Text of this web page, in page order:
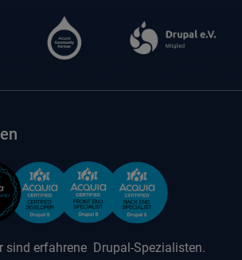
sind erfahrene Drupal-Spezialisten.